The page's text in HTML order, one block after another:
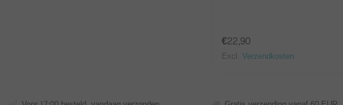
€22,90
Excl. Verzendkosten